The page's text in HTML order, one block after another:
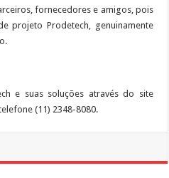
fornecedores e amigos, pois
projeto Prodetech, genuinamente
e suas soluções através do site
(11) 2348-8080.